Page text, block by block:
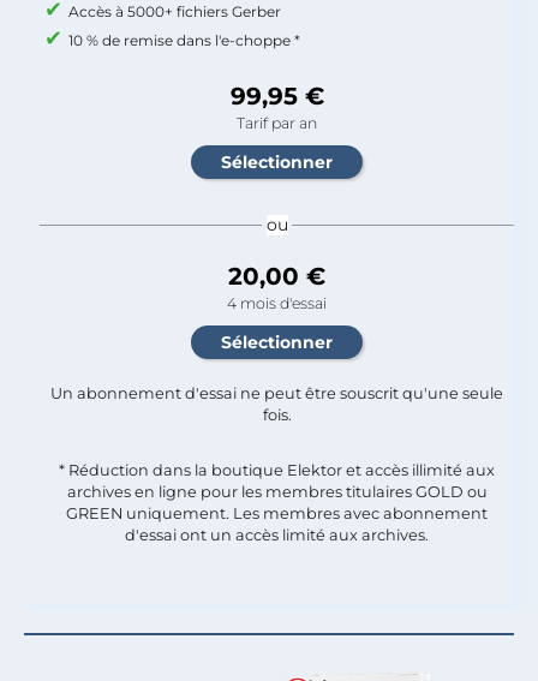
Accès à 5000+ fichiers Gerber
10 % de remise dans l'e-choppe *
99,95 €
Tarif par an
ou
20,00 €
4 mois d'essai
Un abonnement d'essai ne peut être souscrit qu'une seule
fois.​
* Réduction dans la boutique Elektor et accès illimité aux
archives en ligne pour les membres titulaires GOLD ou
GREEN uniquement. Les membres avec abonnement
d'essai ont un accès limité aux archives.